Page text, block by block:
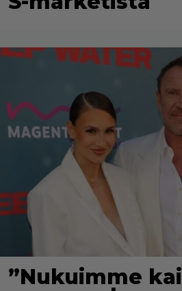
”Nukuimme